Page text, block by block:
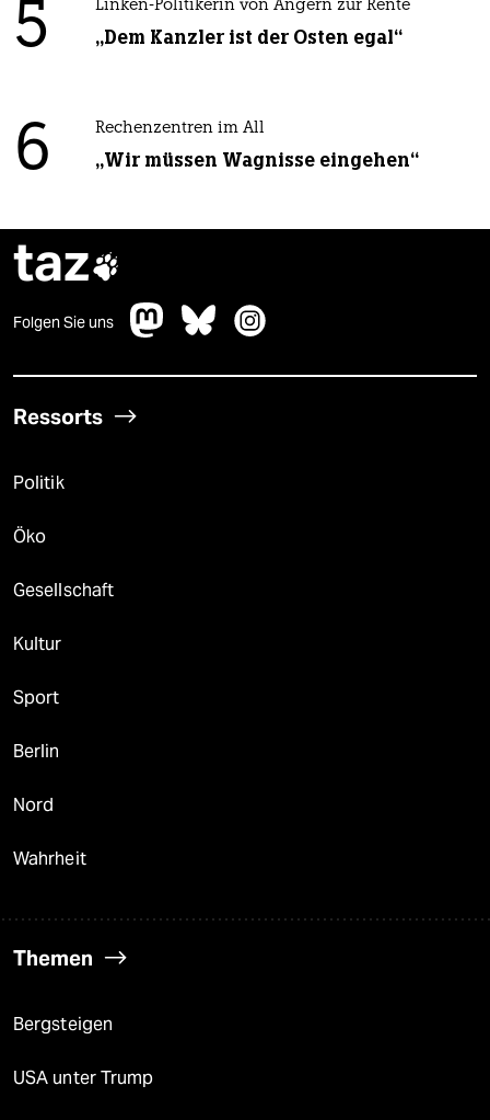
5 Linken-Politikerin von Angern zur Rente
„Dem Kanzler ist der Osten egal“
6 Rechenzentren im All
„Wir müssen Wagnisse eingehen“
taz
Folgen Sie uns
Ressorts
Politik
Öko
Gesellschaft
Kultur
Sport
Berlin
Nord
Wahrheit
Themen
Bergsteigen
USA unter Trump